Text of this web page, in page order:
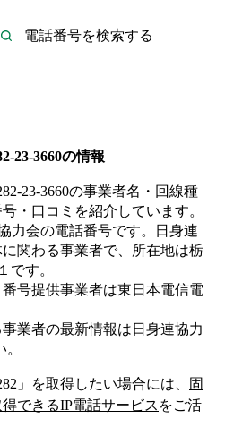
23-3660の情報
23-3660の事業者名・回線種
・口コミを紹介しています。
力会の電話番号です。
日身連
に関わる事業者で、所在地は栃
です。
番号提供事業者は東日本電信電
業者の最新情報は 日身連協力
」を取得したい場合には、
固
得できるIP電話サービス をご活